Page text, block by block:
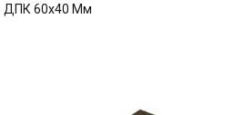
ДПК 60x40 Мм